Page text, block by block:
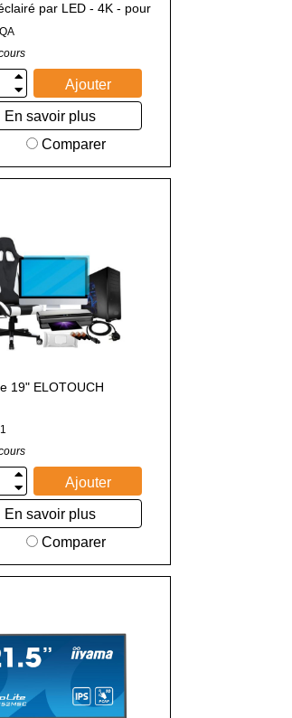
par LED - 4K - pour
interactive
Ajouter
En savoir plus
Comparer
19" ELOTOUCH
Ajouter
En savoir plus
Comparer